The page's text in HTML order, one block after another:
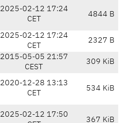
2025-02-12 17:24
CET
4844 B
2025-02-12 17:24
CET
2327 B
2015-05-05 21:57
CEST
309 KiB
2020-12-28 13:13
CET
534 KiB
2025-02-12 17:50
367 KiB